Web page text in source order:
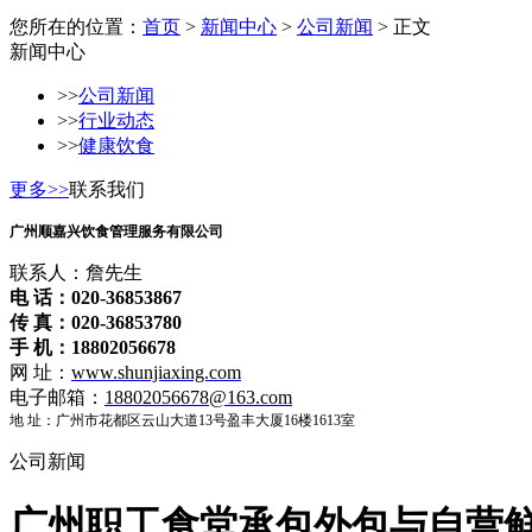
您所在的位置： 首页 > 新闻中心 > 公司新闻 > 正文
新闻中心
>>公司新闻
>>行业动态
>>健康饮食
更多>>联系我们
广州顺嘉兴饮食管理服务有限公司
联系人：詹先生
电 话：020-36853867
传 真：020-36853780
手 机：18802056678
网 址： www.shunjiaxing.com
电子邮箱： 18802056678@163.com
地 址：广州市花都区云山大道13号盈丰大厦16楼1613室
公司新闻